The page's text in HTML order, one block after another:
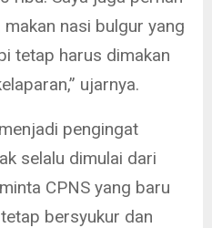
nasi bulgur yang
tetap harus dimakan
ujarnya.
pengingat
selalu dimulai dari
CPNS yang baru
bersyukur dan